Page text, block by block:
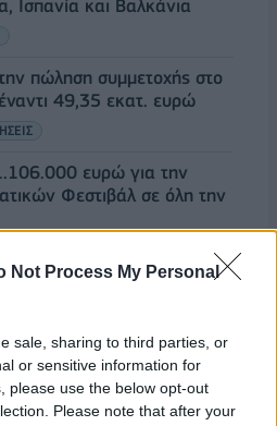
Not Process My Personal
sale, sharing to third parties, or
or sensitive information for
please use the below opt-out
Please note that after your
Ισπανία και Βαλκάνια
πώληση συμμετοχής στο
49,35 εκατ. ευρώ
ευρώ για την
Φεστιβάλ σε όλη την
Δεν ανασύρεται από το
και Πακιστάν
συμφωνία